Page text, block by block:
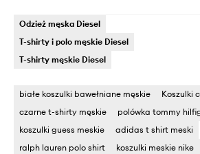
Odzież męska Diesel
T-shirty i polo męskie Diesel
T-shirty męskie Diesel
białe koszulki bawełniane męskie
Koszulki
czarne t-shirty męskie
polówka tommy
koszulki guess meskie
adidas t shirt meski
ralph lauren polo shirt
koszulki meskie nike